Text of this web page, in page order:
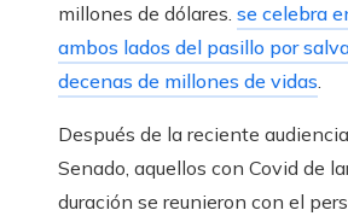
millones de dólares. se celebra
ambos lados del pasillo por
decenas de millones de vidas.
Después de la reciente
Senado, aquellos con Covid de
duración se reunieron con el